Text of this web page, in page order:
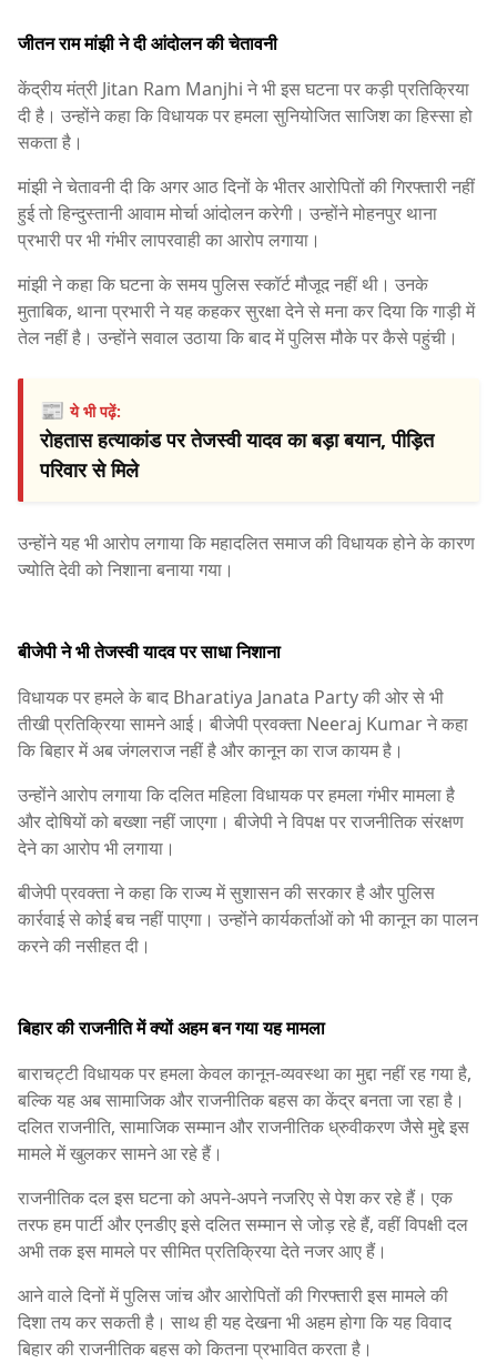
जीतन राम मांझी ने दी आंदोलन की चेतावनी
केंद्रीय मंत्री Jitan Ram Manjhi ने भी इस घटना पर कड़ी प्रतिक्रिया
दी है। उन्होंने कहा कि विधायक पर हमला सुनियोजित साजिश का हिस्सा हो
सकता है।
मांझी ने चेतावनी दी कि अगर आठ दिनों के भीतर आरोपितों की गिरफ्तारी नहीं
हुई तो हिन्दुस्तानी आवाम मोर्चा आंदोलन करेगी। उन्होंने मोहनपुर थाना
प्रभारी पर भी गंभीर लापरवाही का आरोप लगाया।
मांझी ने कहा कि घटना के समय पुलिस स्कॉर्ट मौजूद नहीं थी। उनके
मुताबिक, थाना प्रभारी ने यह कहकर सुरक्षा देने से मना कर दिया कि गाड़ी में
तेल नहीं है। उन्होंने सवाल उठाया कि बाद में पुलिस मौके पर कैसे पहुंची।
📰ये भी पढ़ें:
रोहतास हत्याकांड पर तेजस्वी यादव का बड़ा बयान, पीड़ित
परिवार से मिले
उन्होंने यह भी आरोप लगाया कि महादलित समाज की विधायक होने के कारण
ज्योति देवी को निशाना बनाया गया।
बीजेपी ने भी तेजस्वी यादव पर साधा निशाना
विधायक पर हमले के बाद Bharatiya Janata Partyकी ओर से भी
तीखी प्रतिक्रिया सामने आई। बीजेपी प्रवक्ता Neeraj Kumarने कहा
कि बिहार में अब जंगलराज नहीं है और कानून का राज कायम है।
उन्होंने आरोप लगाया कि दलित महिला विधायक पर हमला गंभीर मामला है
और दोषियों को बख्शा नहीं जाएगा। बीजेपी ने विपक्ष पर राजनीतिक संरक्षण
देने का आरोप भी लगाया।
बीजेपी प्रवक्ता ने कहा कि राज्य में सुशासन की सरकार है और पुलिस
कार्रवाई से कोई बच नहीं पाएगा। उन्होंने कार्यकर्ताओं को भी कानून का पालन
करने की नसीहत दी।
बिहार की राजनीति में क्यों अहम बन गया यह मामला
बाराचट्टी विधायक पर हमला केवल कानून-व्यवस्था का मुद्दा नहीं रह गया है,
बल्कि यह अब सामाजिक और राजनीतिक बहस का केंद्र बनता जा रहा है।
दलित राजनीति, सामाजिक सम्मान और राजनीतिक ध्रुवीकरण जैसे मुद्दे इस
मामले में खुलकर सामने आ रहे हैं।
राजनीतिक दल इस घटना को अपने-अपने नजरिए से पेश कर रहे हैं। एक
तरफ हम पार्टी और एनडीए इसे दलित सम्मान से जोड़ रहे हैं, वहीं विपक्षी दल
अभी तक इस मामले पर सीमित प्रतिक्रिया देते नजर आए हैं।
आने वाले दिनों में पुलिस जांच और आरोपितों की गिरफ्तारी इस मामले की
दिशा तय कर सकती है। साथ ही यह देखना भी अहम होगा कि यह विवाद
बिहार की राजनीतिक बहस को कितना प्रभावित करता है।